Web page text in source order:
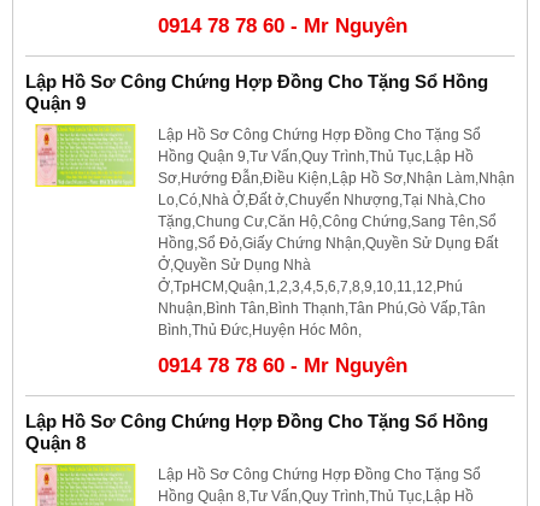
0914 78 78 60 - Mr Nguyên
Lập Hồ Sơ Công Chứng Hợp Đồng Cho Tặng Sổ Hồng
Quận 9
Lập Hồ Sơ Công Chứng Hợp Đồng Cho Tặng Sổ
Hồng Quận 9,Tư Vấn,Quy Trình,Thủ Tục,Lập Hồ
Sơ,Hướng Đẫn,Điều Kiện,Lập Hồ Sơ,Nhận Làm,Nhận
Lo,Có,Nhà Ở,Đất ở,Chuyển Nhượng,Tại Nhà,Cho
Tặng,Chung Cư,Căn Hộ,Công Chứng,Sang Tên,Sổ
Hồng,Sổ Đỏ,Giấy Chứng Nhận,Quyền Sử Dụng Đất
Ở,Quyền Sử Dụng Nhà
Ở,TpHCM,Quận,1,2,3,4,5,6,7,8,9,10,11,12,Phú
Nhuận,Bình Tân,Bình Thạnh,Tân Phú,Gò Vấp,Tân
Bình,Thủ Đức,Huyện Hóc Môn,
0914 78 78 60 - Mr Nguyên
Lập Hồ Sơ Công Chứng Hợp Đồng Cho Tặng Sổ Hồng
Quận 8
Lập Hồ Sơ Công Chứng Hợp Đồng Cho Tặng Sổ
Hồng Quận 8,Tư Vấn,Quy Trình,Thủ Tục,Lập Hồ